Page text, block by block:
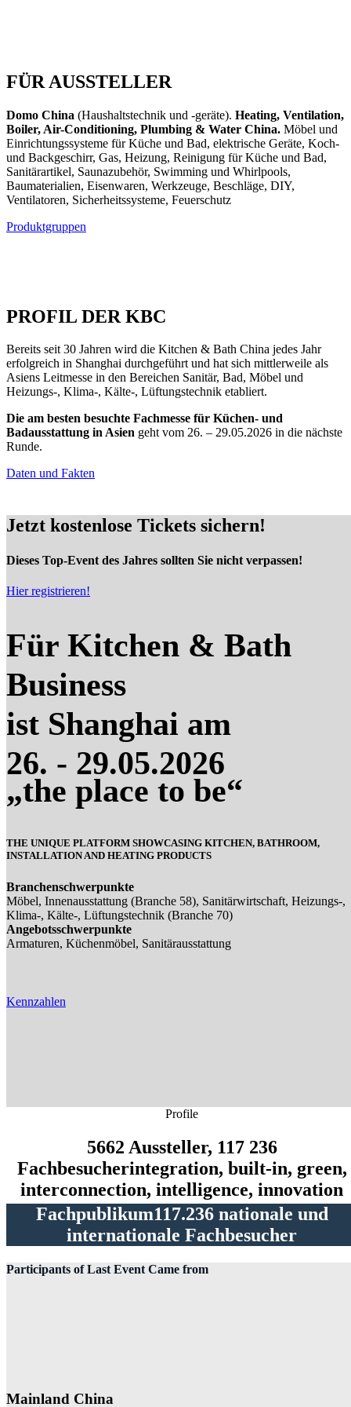
FÜR AUSSTELLER
Domo China (Haushaltstechnik und -geräte). Heating, Ventilation,
Boiler, Air-Conditioning, Plumbing & Water China. Möbel und
Einrichtungssysteme für Küche und Bad, elektrische Geräte, Koch-
und Backgeschirr, Gas, Heizung, Reinigung für Küche und Bad,
Sanitärartikel, Saunazubehör, Swimming und Whirlpools,
Baumaterialien, Eisenwaren, Werkzeuge, Beschläge, DIY,
Ventilatoren, Sicherheitssysteme, Feuerschutz
Produktgruppen
PROFIL DER KBC
Bereits seit 30 Jahren wird die Kitchen & Bath China jedes Jahr
erfolgreich in Shanghai durchgeführt und hat sich mittlerweile als
Asiens Leitmesse in den Bereichen Sanitär, Bad, Möbel und
Heizungs-, Klima-, Kälte-, Lüftungstechnik etabliert.
Die am besten besuchte Fachmesse für Küchen- und
Badausstattung in Asien geht vom 26. – 29.05.2026 in die nächste
Runde.
Daten und Fakten
Jetzt kostenlose Tickets sichern!
Dieses Top-Event des Jahres sollten Sie nicht verpassen!
Hier registrieren!
Für Kitchen & Bath
Business
ist Shanghai am
26. - 29.05.2026
„the place to be“
THE UNIQUE PLATFORM SHOWCASING KITCHEN, BATHROOM,
INSTALLATION AND HEATING PRODUCTS
Branchenschwerpunkte
Möbel, Innenausstattung (Branche 58), Sanitärwirtschaft, Heizungs-,
Klima-, Kälte-, Lüftungstechnik (Branche 70)
Angebotsschwerpunkte
Armaturen, Küchenmöbel, Sanitärausstattung
Kennzahlen
Profile
5662 Aussteller, 117 236
Fachbesucherintegration, built-in, green,
interconnection, intelligence, innovation
Fachpublikum117.236 nationale und
internationale Fachbesucher
Participants of Last Event Came from
Mainland China